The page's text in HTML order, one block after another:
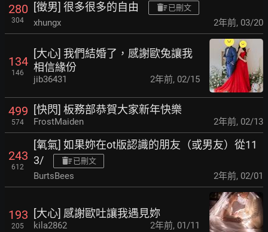
280
304
[徵男] 很多很多的自由 已刪文
xhungx 2年前, 03/20
134
146
[大心] 我們結婚了，感謝歐兔讓我
相信緣份
jib36431 2年前, 02/15
499
574
[快閃] 板務部恭賀大家新年快樂
FrostMaiden 2年前, 02/13
243
612
[氧氣] 如果妳在ot版認識的朋友（或男友）從11
3/
已刪文
BurtsBees 2年前, 02/01
193
205
[大心] 感謝歐吐讓我遇見妳
kila2862 2年前, 01/11